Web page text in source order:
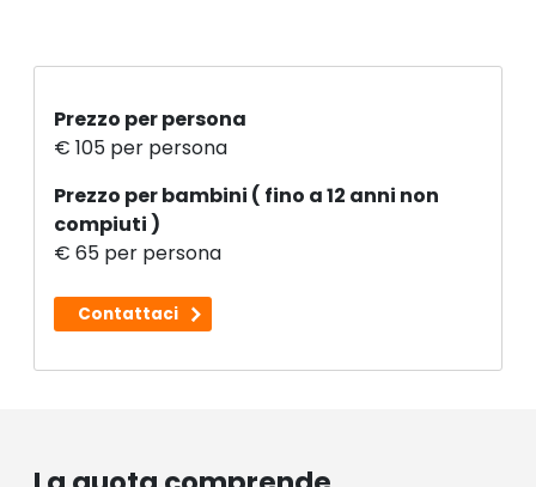
Prezzo per persona
€ 105 per persona
Prezzo per bambini ( fino a 12 anni non
compiuti )
€ 65 per persona
Contattaci